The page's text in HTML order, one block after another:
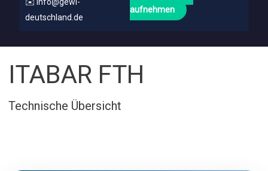
deutschland.de
aufnehmen
ITABAR FTH
Technische Übersicht